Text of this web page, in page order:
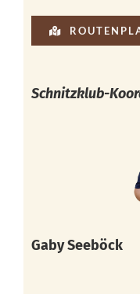
Schnitzklub-
Gaby Seeböck